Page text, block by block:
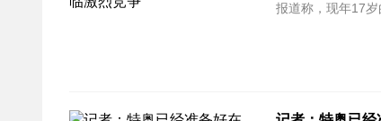
报道称，现年17